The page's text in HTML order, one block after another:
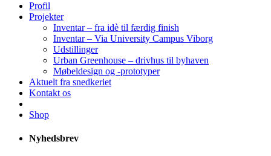
Profil
Projekter
Inventar – fra idè til færdig finish
Inventar – Via University Campus Viborg
Udstillinger
Urban Greenhouse – drivhus til byhaven
Møbeldesign og -prototyper
Aktuelt fra snedkeriet
Kontakt os
Shop
Nyhedsbrev